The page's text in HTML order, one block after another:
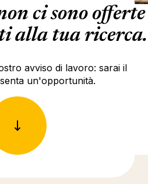
ci sono offerte
alla tua ricerca.
avviso di lavoro: sarai il
un'opportunità.